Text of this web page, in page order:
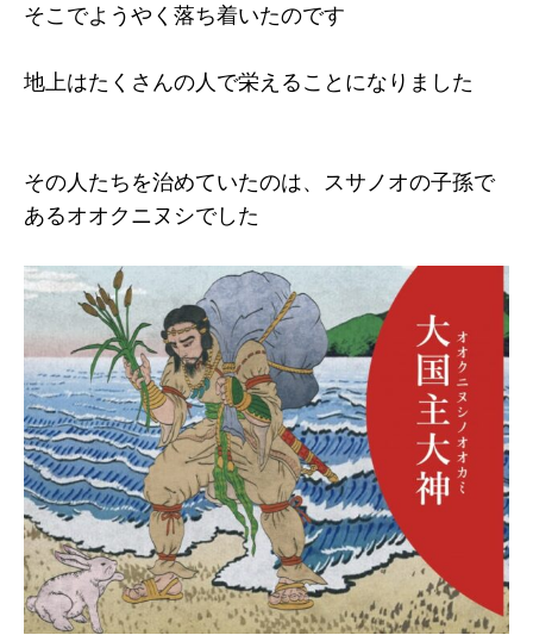
そこでようやく落ち着いたのです
地上はたくさんの人で栄えることになりました
その人たちを治めていたのは、スサノオの子孫で
あるオオクニヌシでした